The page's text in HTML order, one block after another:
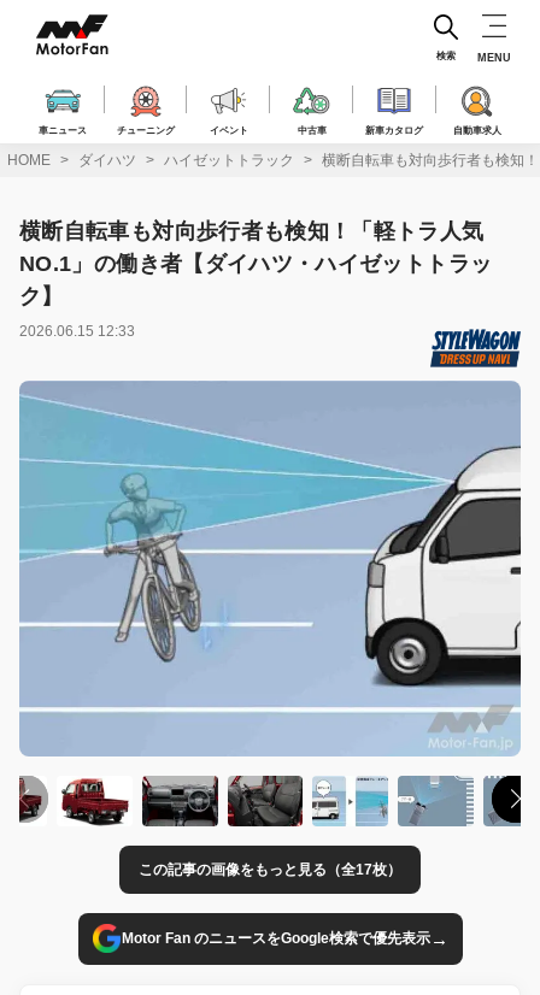
ス
車ニュース チューニング イベント 中古車 新車カタログ 自動車求人
検索 MENU
HOME ダイハツ ハイゼットトラック 横断自転車も対向歩行者も検知
横断自転車も対向歩行者も検知！「軽トラ人気
NO.1」の働き者【ダイハツ・ハイゼットトラッ
ク】
2026.06.15 12:33
この記事の画像をもっと見る（全17枚）
Motor Fan のニュースをGoogle検索で優先表示→